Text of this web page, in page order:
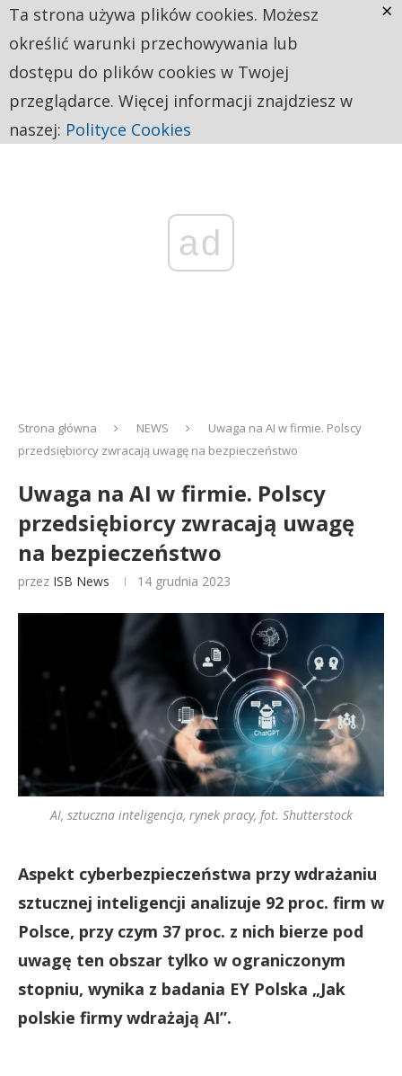
ad
Strona główna NEWS
Uwaga na AI w firmie. Polscy
przedsiębiorcy zwracają uwagę na bezpieczeństwo
Uwaga na AI w firmie. Polscy
przedsiębiorcy zwracają uwagę
na bezpieczeństwo
przez ISB News 14 grudnia 2023
AI, sztuczna inteligencja, rynek pracy, fot. Shutterstock
Aspekt cyberbezpieczeństwa przy wdrażaniu
sztucznej inteligencji analizuje 92 proc. firm w
Polsce, przy czym 37 proc. z nich bierze pod
uwagę ten obszar tylko w ograniczonym
stopniu, wynika z badania EY Polska „Jak
polskie firmy wdrażają AI”.
Ta strona używa plików cookies. Możesz
określić warunki przechowywania lub
dostępu do plików cookies w Twojej
przeglądarce. Więcej informacji znajdziesz w
naszej: Polityce Cookies
×